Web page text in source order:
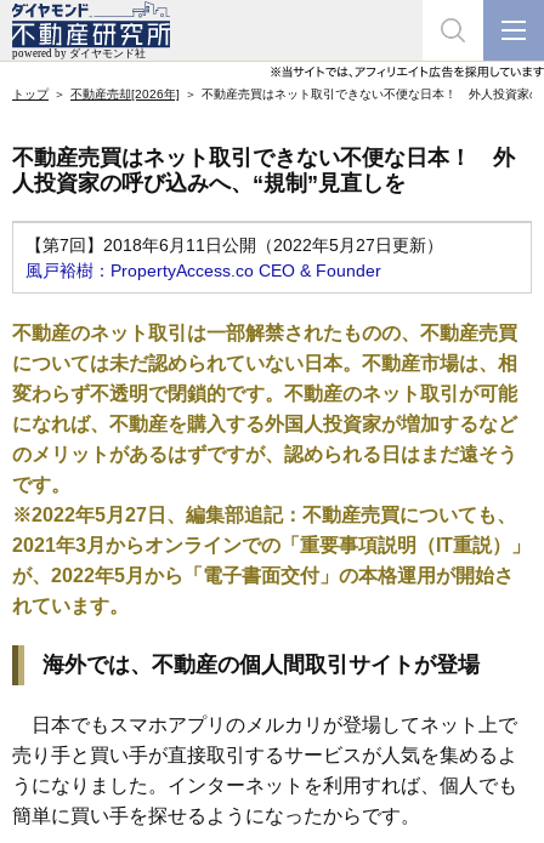
トップ 不動産売却[2026年] 不動産売買はネット取引できない不便な日本！ 外人投資家の
不動産売買はネット取引できない不便な日本！ 外
人投資家の呼び込みへ、“規制”見直しを
【第7回】2018年6月11日公開（2022年5月27日更新）
風戸裕樹：PropertyAccess.co CEO & Founder
不動産のネット取引は一部解禁されたものの、不動産売買
については未だ認められていない日本。不動産市場は、相
変わらず不透明で閉鎖的です。不動産のネット取引が可能
になれば、不動産を購入する外国人投資家が増加するなど
のメリットがあるはずですが、認められる日はまだ遠そう
です。
※2022年5月27日、編集部追記：不動産売買についても、
2021年3月からオンラインでの「重要事項説明（IT重説）」
が、2022年5月から「電子書面交付」の本格運用が開始さ
れています。
海外では、不動産の個人間取引サイトが登場
日本でもスマホアプリのメルカリが登場してネット上で
売り手と買い手が直接取引するサービスが人気を集めるよ
うになりました。インターネットを利用すれば、個人でも
簡単に買い手を探せるようになったからです。